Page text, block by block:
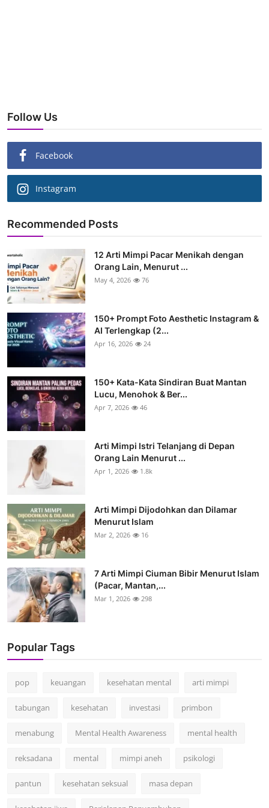
Follow Us
Facebook
Instagram
Recommended Posts
12 Arti Mimpi Pacar Menikah dengan
Orang Lain, Menurut ...
May 4, 2026 76
150+ Prompt Foto Aesthetic Instagram &
AI Terlengkap (2...
Apr 16, 2026 24
150+ Kata-Kata Sindiran Buat Mantan
Lucu, Menohok & Ber...
Apr 7, 2026 46
Arti Mimpi Istri Telanjang di Depan
Orang Lain Menurut ...
Apr 1, 2026 1.8k
Arti Mimpi Dijodohkan dan Dilamar
Menurut Islam
Mar 2, 2026 16
7 Arti Mimpi Ciuman Bibir Menurut Islam
(Pacar, Mantan,...
Mar 1, 2026 298
Popular Tags
pop keuangan kesehatan mental arti mimpi
tabungan kesehatan investasi primbon
menabung Mental Health Awareness mental health
reksadana mental mimpi aneh psikologi
pantun kesehatan seksual masa depan